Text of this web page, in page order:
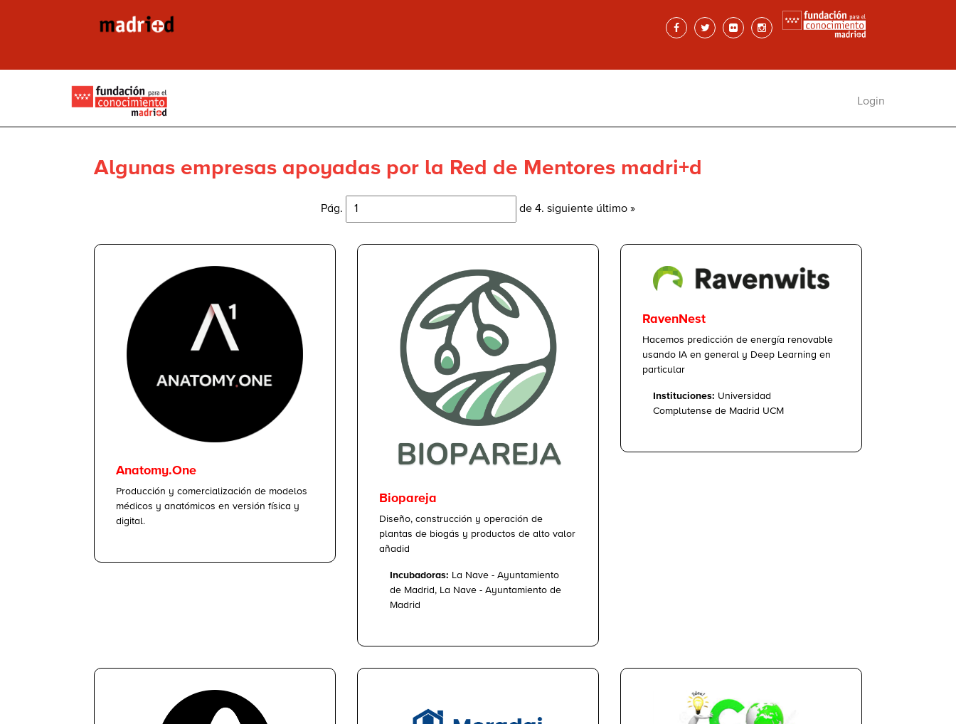
Login
Algunas empresas apoyadas por la Red de Mentores madri+d
Pág. de 4. siguiente último »
Anatomy.One
Producción y comercialización de modelos
médicos y anatómicos en versión física y
digital.
Biopareja
Diseño, construcción y operación de
plantas de biogás y productos de alto valor
añadid
Incubadoras: La Nave - Ayuntamiento
de Madrid, La Nave - Ayuntamiento de
Madrid
RavenNest
Hacemos predicción de energía renovable
usando IA en general y Deep Learning en
particular
Instituciones: Universidad
Complutense de Madrid UCM